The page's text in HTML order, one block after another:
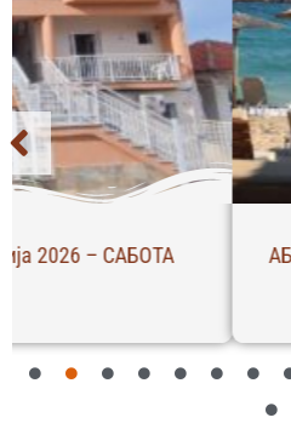
АБ – Апартман – Ханиоти